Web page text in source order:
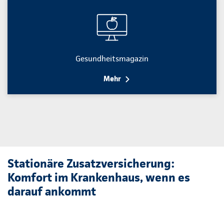
Gesundheitsmagazin
Mehr
Stationäre Zusatzversicherung:
Komfort im Krankenhaus, wenn es
darauf ankommt